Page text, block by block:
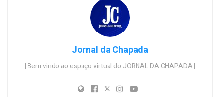
Jornal da Chapada
| Bem vindo ao espaço virtual do JORNAL DA CHAPADA |